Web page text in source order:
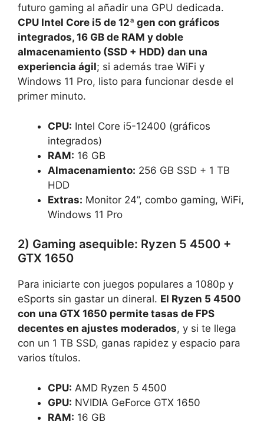
futuro gaming al añadir una GPU dedicada.
CPU Intel Core i5 de 12ª gen con gráficos
integrados, 16 GB de RAM y doble
almacenamiento (SSD + HDD) dan una
experiencia ágil; si además trae WiFi y
Windows 11 Pro, listo para funcionar desde el
primer minuto.
CPU: Intel Core i5-12400 (gráficos
integrados)
RAM: 16 GB
Almacenamiento: 256 GB SSD + 1 TB
HDD
Extras: Monitor 24”, combo gaming, WiFi,
Windows 11 Pro
2) Gaming asequible: Ryzen 5 4500 +
GTX 1650
Para iniciarte con juegos populares a 1080p y
eSports sin gastar un dineral. El Ryzen 5 4500
con una GTX 1650 permite tasas de FPS
decentes en ajustes moderados, y si te llega
con un 1 TB SSD, ganas rapidez y espacio para
varios títulos.
CPU: AMD Ryzen 5 4500
GPU: NVIDIA GeForce GTX 1650
RAM: 16 GB